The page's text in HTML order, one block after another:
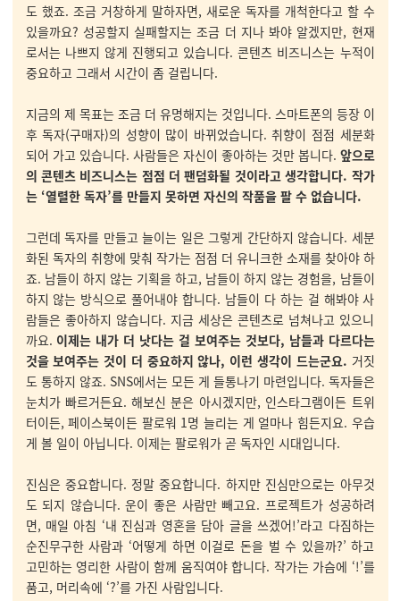
도 했죠. 조금 거창하게 말하자면, 새로운 독자를 개척한다고 할 수
있을까요? 성공할지 실패할지는 조금 더 지나 봐야 알겠지만, 현재
로서는 나쁘지 않게 진행되고 있습니다. 콘텐츠 비즈니스는 누적이
중요하고 그래서 시간이 좀 걸립니다.
지금의 제 목표는 조금 더 유명해지는 것입니다. 스마트폰의 등장 이
후 독자(구매자)의 성향이 많이 바뀌었습니다. 취향이 점점 세분화
되어 가고 있습니다. 사람들은 자신이 좋아하는 것만 봅니다. 앞으로
의 콘텐츠 비즈니스는 점점 더 팬덤화될 것이라고 생각합니다. 작가
는 ‘열렬한 독자’를 만들지 못하면 자신의 작품을 팔 수 없습니다.
그런데 독자를 만들고 늘이는 일은 그렇게 간단하지 않습니다. 세분
화된 독자의 취향에 맞춰 작가는 점점 더 유니크한 소재를 찾아야 하
죠. 남들이 하지 않는 기획을 하고, 남들이 하지 않는 경험을, 남들이
하지 않는 방식으로 풀어내야 합니다. 남들이 다 하는 걸 해봐야 사
람들은 좋아하지 않습니다. 지금 세상은 콘텐츠로 넘쳐나고 있으니
까요. 이제는 내가 더 낫다는 걸 보여주는 것보다, 남들과 다르다는
것을 보여주는 것이 더 중요하지 않나, 이런 생각이 드는군요. 거짓
도 통하지 않죠. SNS에서는 모든 게 들통나기 마련입니다. 독자들은
눈치가 빠르거든요. 해보신 분은 아시겠지만, 인스타그램이든 트위
터이든, 페이스북이든 팔로워 1명 늘리는 게 얼마나 힘든지요. 우습
게 볼 일이 아닙니다. 이제는 팔로워가 곧 독자인 시대입니다.
진심은 중요합니다. 정말 중요합니다. 하지만 진심만으로는 아무것
도 되지 않습니다. 운이 좋은 사람만 빼고요. 프로젝트가 성공하려
면, 매일 아침 ‘내 진심과 영혼을 담아 글을 쓰겠어!’라고 다짐하는
순진무구한 사람과 ‘어떻게 하면 이걸로 돈을 벌 수 있을까?’ 하고
고민하는 영리한 사람이 함께 움직여야 합니다. 작가는 가슴에 ‘!’를
품고, 머리속에 ‘?’를 가진 사람입니다.